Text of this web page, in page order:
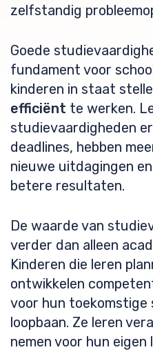
zelfstandig
Goede
fundament voor
kinderen in staat
efficiënt te werken.
studievaardigheden
deadlines, hebben
nieuwe uitdagingen
betere resultaten.
De waarde van
verder dan alleen
Kinderen die leren
ontwikkelen
voor hun toekomstige
loopbaan. Ze leren
nemen voor hun